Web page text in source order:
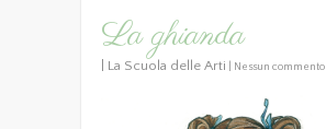
La ghianda
La Scuola delle Arti Nessun commento